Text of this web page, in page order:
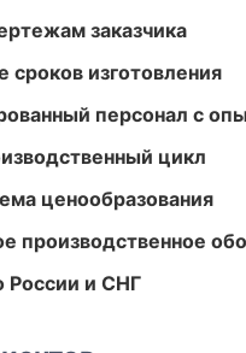
заказчика
изготовления
персонал с
цикл
ценообразования
производственное
России и СНГ